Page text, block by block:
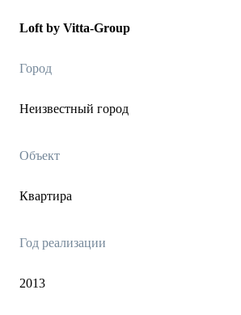
Loft by Vitta-Group
Город
Неизвестный город
Объект
Квартира
Год реализации
2013